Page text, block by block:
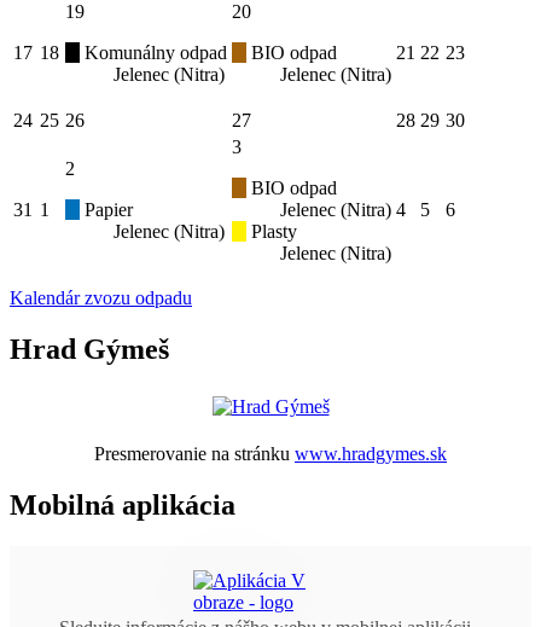
17 18
19
Komunálny odpad
Jelenec (Nitra)
20
BIO odpad
Jelenec (Nitra)
21 22 23
24 25 26 27 28 29 30
31 1
2
Papier
Jelenec (Nitra)
3
BIO odpad
Jelenec (Nitra)
Plasty
Jelenec (Nitra)
4 5 6
Kalendár zvozu odpadu
Hrad Gýmeš
Presmerovanie na stránku www.hradgymes.sk
Mobilná aplikácia